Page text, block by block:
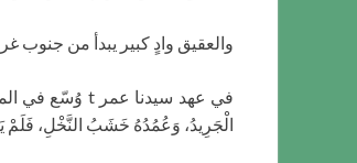
والعقيق وادٍ كبير يبدأ من جنوب
الْجَرِيدُ، وَعُمُدُهُ خَشَبُ النَّخْلِ، فَلَمْ